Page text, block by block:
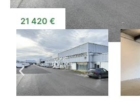
21 420 €